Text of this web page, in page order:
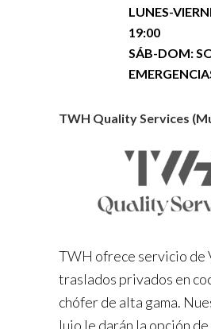
LUNES-
19:00
SÁB-DOM:
TWH Quality Services
TWH ofrece servicio de
traslados privados en
chófer de alta gama.
lujo le darán la opción